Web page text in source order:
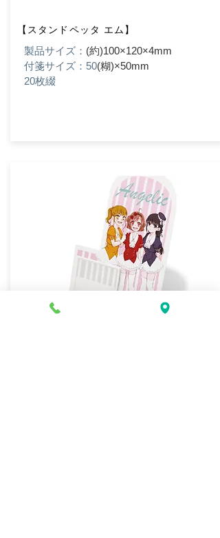
【スタンドペッタ エム】
製品サイズ： (約)100×120×4mm
付箋サイズ：50(糊)×50mm
20枚綴